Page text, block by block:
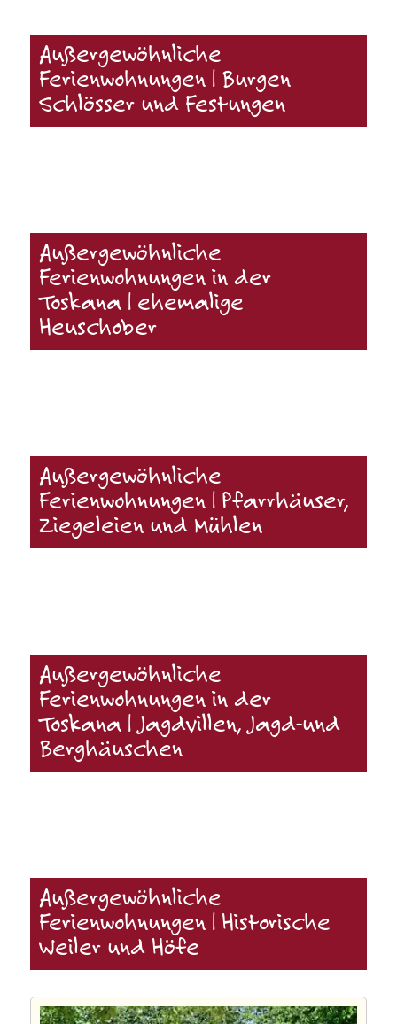
Außergewöhnliche
Ferienwohnungen | Burgen
Schlösser und Festungen
Außergewöhnliche
Ferienwohnungen in der
Toskana | ehemalige
Heuschober
Außergewöhnliche
Ferienwohnungen | Pfarrhäuser,
Ziegeleien und Mühlen
Außergewöhnliche
Ferienwohnungen in der
Toskana | Jagdvillen, Jagd-und
Berghäuschen
Außergewöhnliche
Ferienwohnungen | Historische
Weiler und Höfe